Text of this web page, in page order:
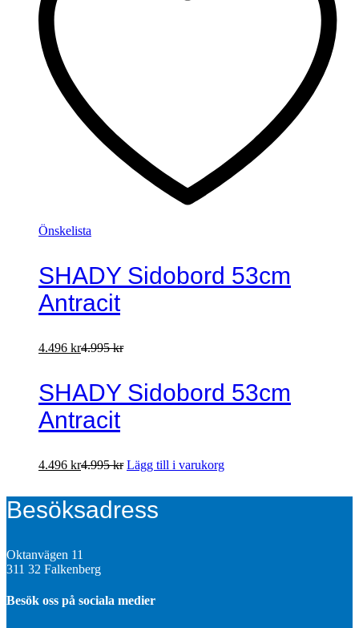
Önskelista
SHADY Sidobord 53cm
Antracit
4.496 kr4.995kr
SHADY Sidobord 53cm
Antracit
4.496 kr4.995kr Lägg till i varukorg
Besöksadress
Oktanvägen 11
311 32 Falkenberg
Besök oss på sociala medier